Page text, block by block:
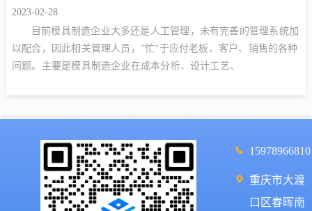
2023-02-28
目前模具制造企业大多还是人工管理，未有完善的管理系统加
以配合，因此相关管理人员，”忙“于应付老板、客户、销售的各种
问题。主要是模具制造企业在成本分析、设计工艺、
15978966810
重庆市大渡
口区春晖南